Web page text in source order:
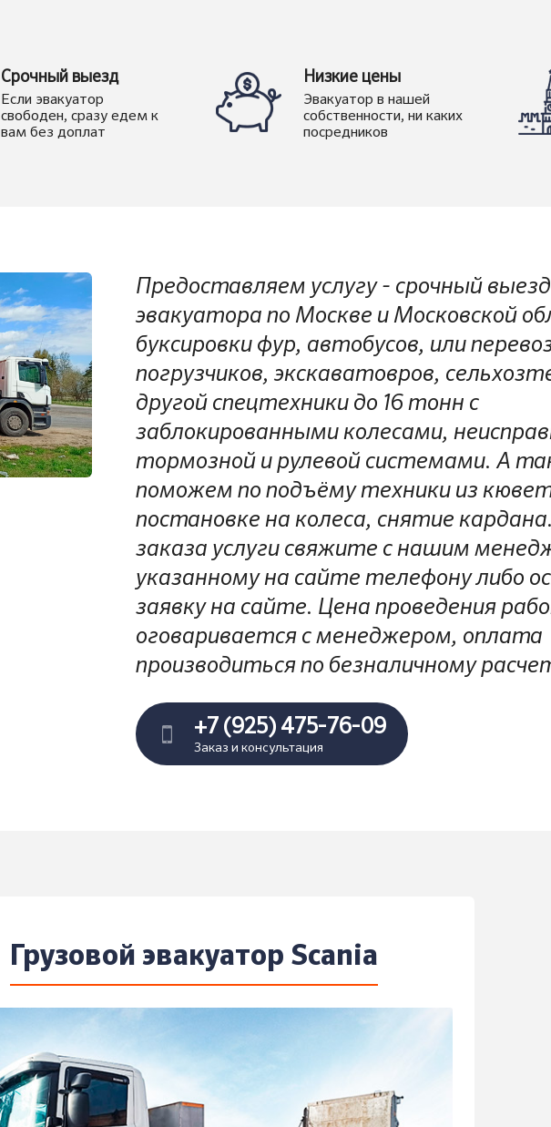
Срочный выезд
Если эвакуатор
свободен, сразу едем к
вам без доплат
Низкие цены
Эвакуатор в нашей
собственности, ни каких
посредников
Предоставляем услугу - срочный выезд
эвакуатора по Москве и Московской
буксировки фур, автобусов, или
погрузчиков, экскаватовров,
другой спецтехники до 16 тонн с
заблокированными колесами,
тормозной и рулевой системами. А
поможем по подъёму техники из
постановке на колеса, снятие
заказа услуги свяжите с нашим
указанному на сайте телефону либо
заявку на сайте. Цена проведения
оговаривается с менеджером, оплата
производиться по безналичному
+7 (925) 475-76-09
Заказ и консультация
Грузовой эвакуатор Scania